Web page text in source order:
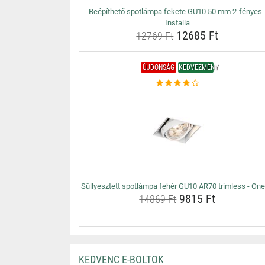
Beépíthető spotlámpa fekete GU10 50 mm 2-fényes
Installa
12769 Ft12685 Ft
ÚJDONSÁG KEDVEZMÉNY
Süllyesztett spotlámpa fehér GU10 AR70 trimless -
14869 Ft9815 Ft
KEDVENC E-BOLTOK